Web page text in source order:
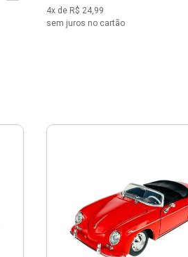
4x de R$ 24,99
sem juros no cartão